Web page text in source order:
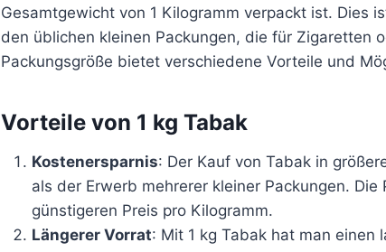
Gesamtgewicht von 1 Kilogramm verpackt ist. Dies
den üblichen kleinen Packungen, die für Zigaretten
Packungsgröße bietet verschiedene Vorteile und
Vorteile von 1 kg Tabak
Kostenersparnis: Der Kauf von Tabak in
als der Erwerb mehrerer kleiner Packungen.
günstigeren Preis pro Kilogramm.
Längerer Vorrat: Mit 1 kg Tabak hat man einen